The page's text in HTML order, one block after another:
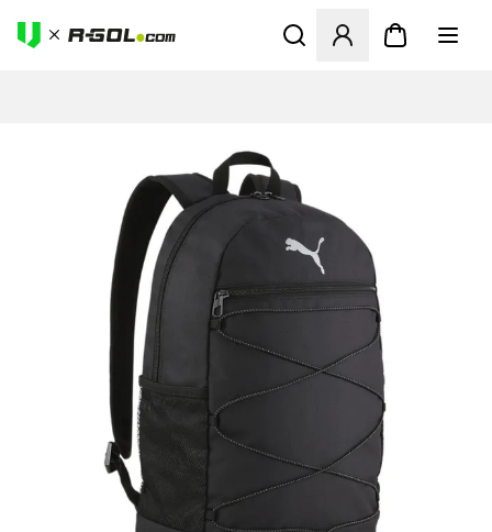
Abre un modal para iniciar